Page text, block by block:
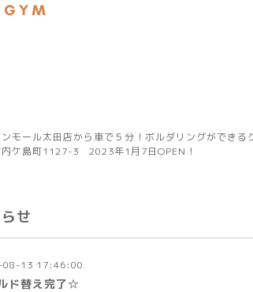
モール太田店から車で５分！ボルダリングができ
内ケ島町1127-3 2023年1月7日OPEN！
せ
08-13 17:46:00
ド替え完了☆